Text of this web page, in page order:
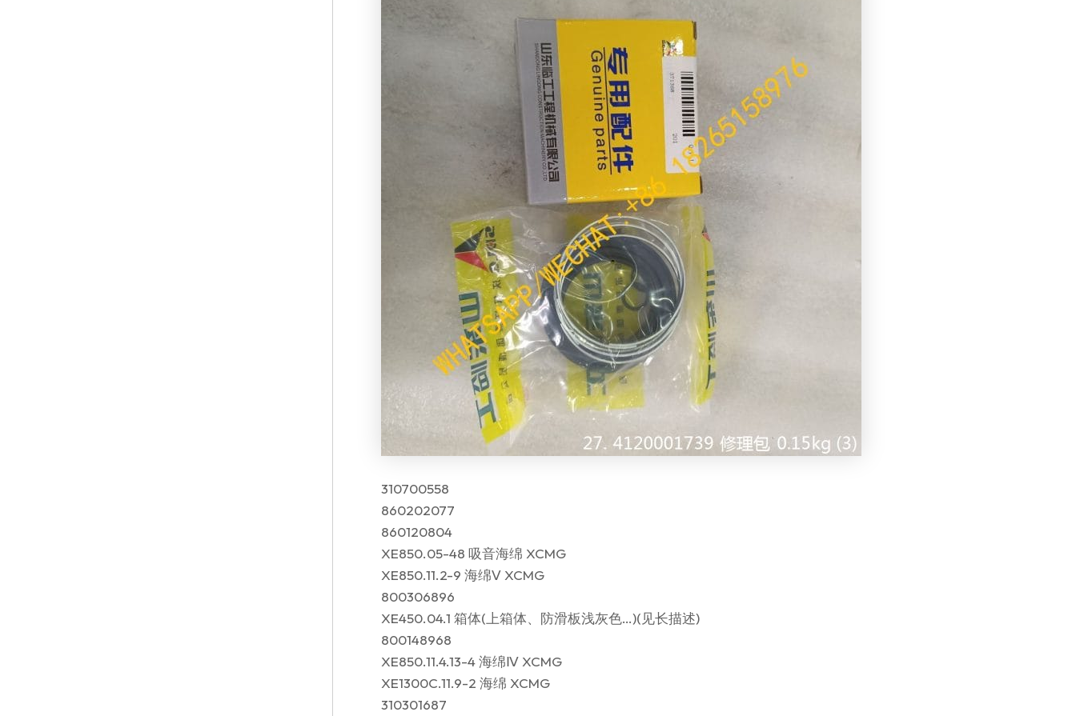
310700558
860202077
860120804
XE850.05-48 吸音海绵 XCMG
XE850.11.2-9 海绵Ⅴ XCMG
800306896
XE450.04.1 箱体(上箱体、防滑板浅灰色…)(见长描述)
800148968
XE850.11.4.13-4 海绵Ⅳ XCMG
XE1300C.11.9-2 海绵 XCMG
310301687